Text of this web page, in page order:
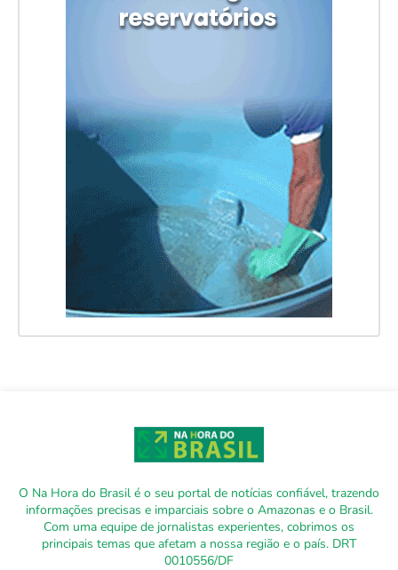
O Na Hora do Brasil é o seu portal de notícias confiável, trazendo
informações precisas e imparciais sobre o Amazonas e o Brasil.
Com uma equipe de jornalistas experientes, cobrimos os
principais temas que afetam a nossa região e o país. DRT
0010556/DF